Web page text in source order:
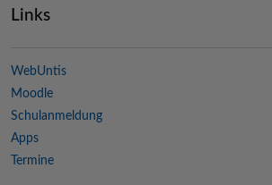
Links
WebUntis
Moodle
Schulanmeldung
Apps
Termine